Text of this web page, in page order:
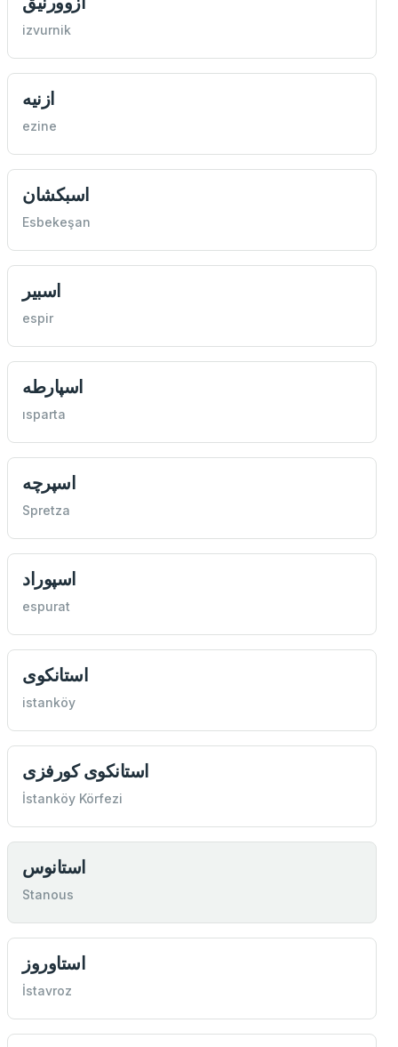
izvurnik
ازنيه
ezine
اسبكشان
Esbekeşan
اسبیر
espir
اسپارطه
ısparta
اسپرچه
Spretza
اسپوراد
espurat
استانكوی
istanköy
استانكوی كورفزی
İstanköy Körfezi
استانوس
Stanous
استاوروز
İstavroz